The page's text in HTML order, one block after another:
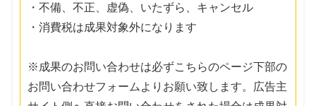
・不備、不正、虚偽、いたずら、キャンセル
・消費税は成果対象外になります
※成果のお問い合わせは必ずこちらのページ下部の
お問い合わせフォームよりお願い致します。広告主